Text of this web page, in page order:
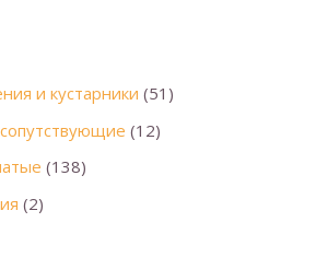
и кустарники (51)
(12)
(138)
(2)